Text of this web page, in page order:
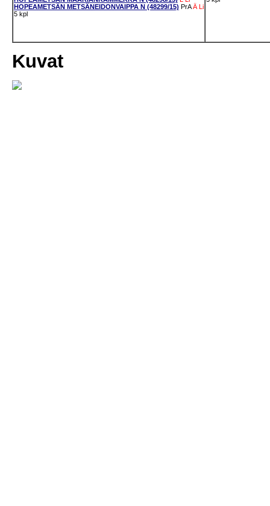
HOPEAMETSÄN METSÄNEIDONVAIPPA N (48299/15) PrA Ä Li
5 kpl
Kuvat